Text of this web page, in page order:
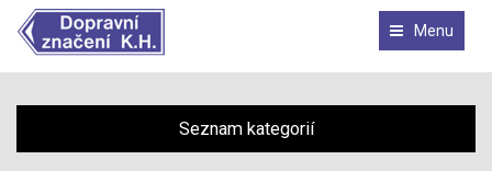
Menu
Seznam kategorií